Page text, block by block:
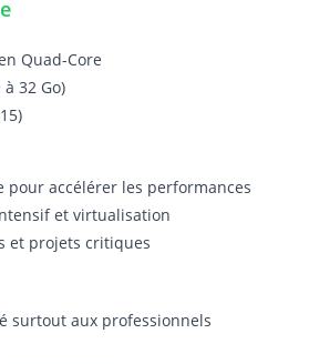
Quad-Core
32 Go)
pour accélérer les performances
et virtualisation
et projets critiques
surtout aux professionnels